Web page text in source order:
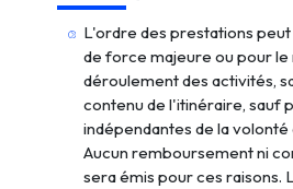
L'ordre des prestations
de force majeure ou pour le
déroulement des activités,
contenu de l'itinéraire, sauf
indépendantes de la volonté
Aucun remboursement ni
sera émis pour ces raisons.